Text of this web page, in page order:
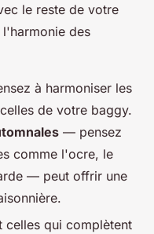
le reste de votre
des
à harmoniser les
de votre baggy.
— pensez
comme l'ocre, le
— peut offrir une
celles qui complètent